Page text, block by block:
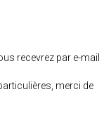
recevrez par e-mail
merci de